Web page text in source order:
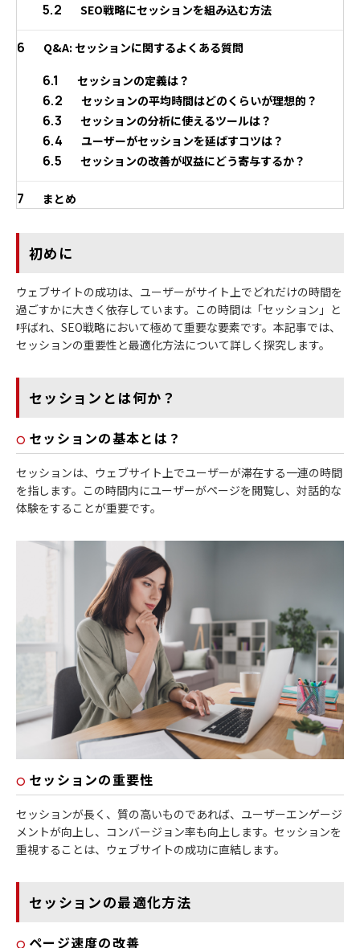
5.2 SEO戦略にセッションを組み込む方法
6 Q&A: セッションに関するよくある質問
6.1 セッションの定義は？
6.2 セッションの平均時間はどのくらいが理想的？
6.3 セッションの分析に使えるツールは？
6.4 ユーザーがセッションを延ばすコツは？
6.5 セッションの改善が収益にどう寄与するか？
7 まとめ
初めに
ウェブサイトの成功は、ユーザーがサイト上でどれだけの時間を
過ごすかに大きく依存しています。この時間は「セッション」と
呼ばれ、SEO戦略において極めて重要な要素です。本記事では、
セッションの重要性と最適化方法について詳しく探究します。
セッションとは何か？
セッションの基本とは？
セッションは、ウェブサイト上でユーザーが滞在する一連の時間
を指します。この時間内にユーザーがページを閲覧し、対話的な
体験をすることが重要です。
セッションの重要性
セッションが長く、質の高いものであれば、ユーザーエンゲージ
メントが向上し、コンバージョン率も向上します。セッションを
重視することは、ウェブサイトの成功に直結します。
セッションの最適化方法
ページ速度の改善